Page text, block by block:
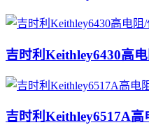
吉时利Keithley6430高
吉时利Keithley6517A